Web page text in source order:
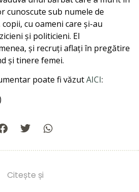
cunoscute sub numele de
cu oameni care și-au
și politicieni. El
și recruți aflați în pregătire
și tinere femei.
poate fi văzutAICI:
Citește și